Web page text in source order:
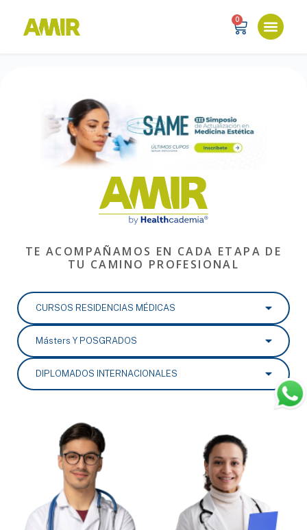
0
TE ACOMPAÑAMOS EN CADA ETAPA DE
TU CAMINO PROFESIONAL
CURSOS RESIDENCIAS MÉDICAS
Másters Y POSGRADOS
DIPLOMADOS INTERNACIONALES